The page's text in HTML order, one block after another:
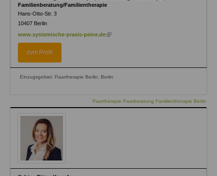
Familienberatung/Familientherapie
Hans-Otto-Str. 3
10407 Berlin
www.systemische-praxis-peine.de (link
zum Profil
Einzugsgebiet: Paartherapie Berlin, Berlin
Paartherapie Paarberatung Familientherapie Berlin